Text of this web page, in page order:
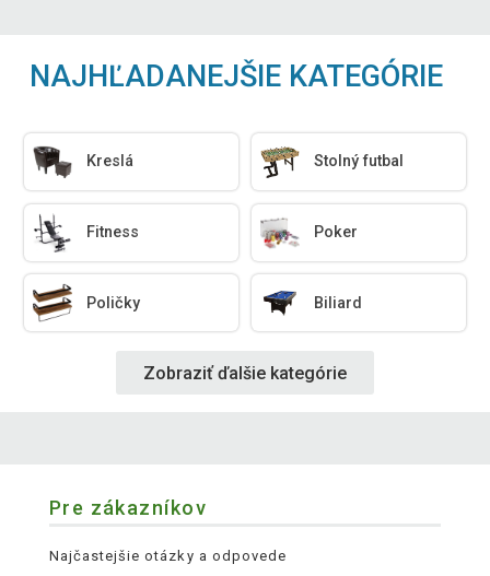
NAJHĽADANEJŠIE KATEGÓRIE
Kreslá Stolný futbal
Fitness Poker
Poličky Biliard
Zobraziť ďalšie kategórie
Pre zákazníkov
Najčastejšie otázky a odpovede